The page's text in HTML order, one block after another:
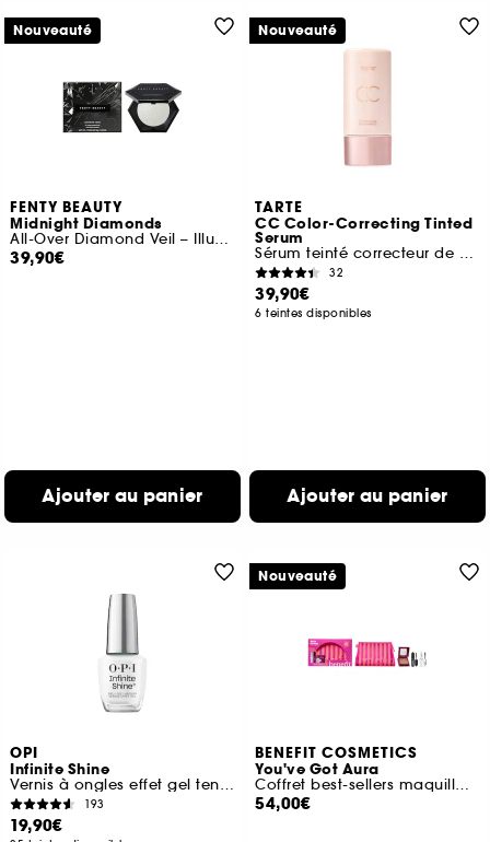
FENTY BEAUTY
Midnight Diamonds
All-Over Diamond Veil – Illuminateur de teint
39,90€
Ajouter au panier
Nouveauté
TARTE
CC Color-Correcting Tinted
Serum
Sérum teinté correcteur de couleur
32
39,90€
6 teintes disponibles
Ajouter au panier
Nouveauté
OPI
Infinite Shine
Vernis à ongles effet gel tenue jusqu'à 11 jours.
193
19,90€
BENEFIT COSMETICS
You've Got Aura
Coffret best-sellers maquillage
54,00€
Nouveauté